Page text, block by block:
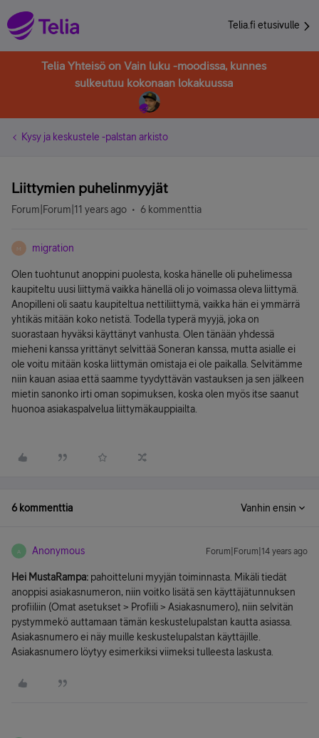
Telia.fi etusivulle
Telia Yhteisö on Vain luku -moodissa, kunnes
sulkeutuu kokonaan lokakuussa
Kysy ja keskustele -palstan arkisto
Liittymien puhelinmyyjät
Forum|Forum|11 years ago 6 kommenttia
M migration
Olen tuohtunut anoppini puolesta, koska hänelle oli puhelimessa
kaupiteltu uusi liittymä vaikka hänellä oli jo voimassa oleva liittymä.
Anopilleni oli saatu kaupiteltua nettiliittymä, vaikka hän ei ymmärrä
yhtikäs mitään koko netistä. Todella typerä myyjä, joka on
suorastaan hyväksi käyttänyt vanhusta. Olen tänään yhdessä
mieheni kanssa yrittänyt selvittää Soneran kanssa, mutta asialle ei
ole voitu mitään koska liittymän omistaja ei ole paikalla. Selvitämme
niin kauan asiaa että saamme tyydyttävän vastauksen ja sen jälkeen
mietin sanonko irti oman sopimuksen, koska olen myös itse saanut
huonoa asiakaspalvelua liittymäkauppiailta.
6 kommenttia Vanhin ensin
A Anonymous Forum|Forum|14 years ago
Hei MustaRampa: pahoitteluni myyjän toiminnasta. Mikäli tiedät
anoppisi asiakasnumeron, niin voitko lisätä sen käyttäjätunnuksen
profiiliin (Omat asetukset > Profiili > Asiakasnumero), niin selvitän
pystymmekö auttamaan tämän keskustelupalstan kautta asiassa.
Asiakasnumero ei näy muille keskustelupalstan käyttäjille.
Asiakasnumero löytyy esimerkiksi viimeksi tulleesta laskusta.